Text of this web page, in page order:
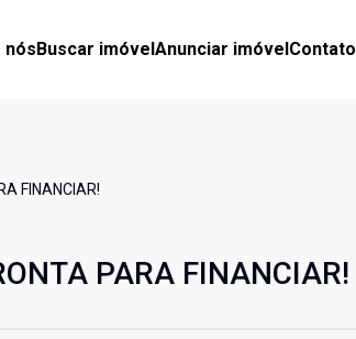
nósBuscar imóvelAnunciar imóvelContato
FINANCIAR!
PARA FINANCIAR!